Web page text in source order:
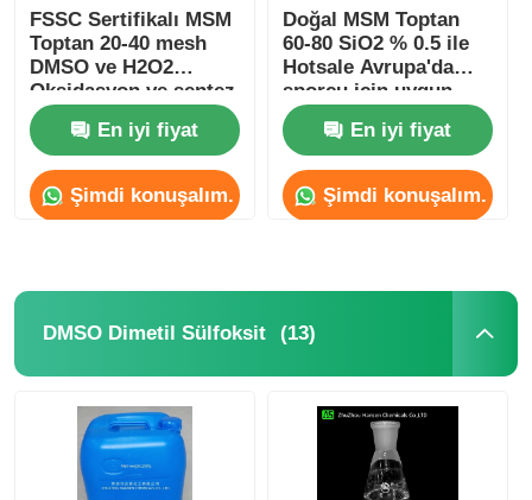
FSSC Sertifikalı MSM
Toptan 20-40 mesh
DMSO ve H2O2
Oksidasyon ve sentez
MSM
En iyi fiyat
Şimdi konuşalım.
Doğal MSM Toptan
60-80 SiO2 % 0.5 ile
Hotsale Avrupa'da
sporcu için uygun
En iyi fiyat
Şimdi konuşalım.
DMSO Dimetil Sülfoksit (13)